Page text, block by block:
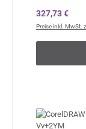
Regulärer
327,73 €
Preise inkl. MwSt.